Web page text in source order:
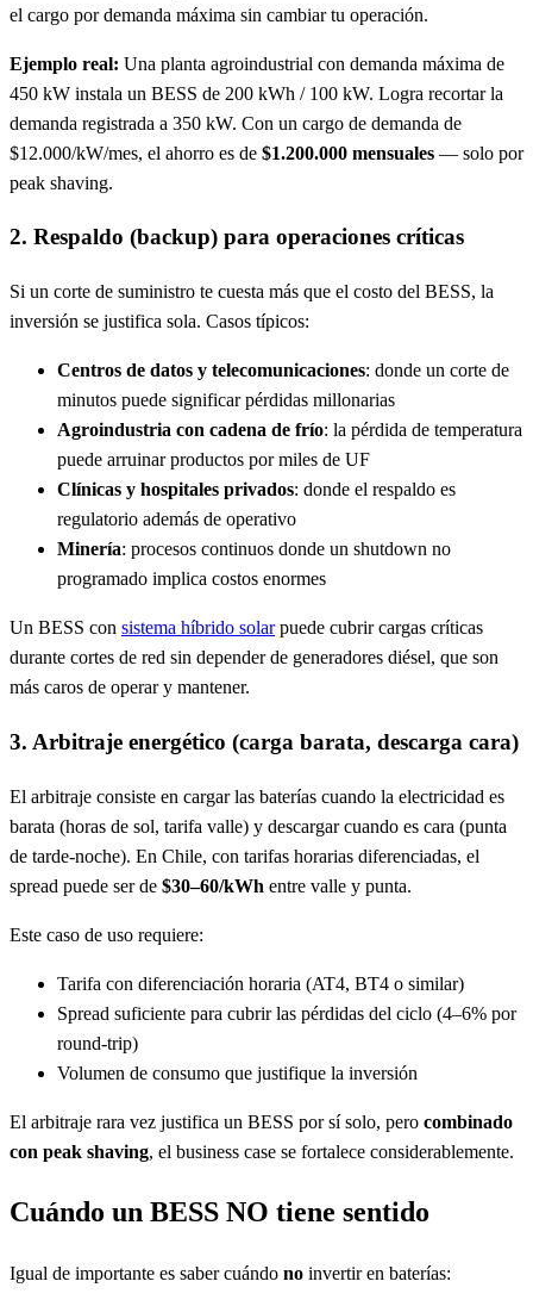
el cargo por demanda máxima sin cambiar tu operación.
Ejemplo real: Una planta agroindustrial con demanda máxima de
450 kW instala un BESS de 200 kWh / 100 kW. Logra recortar la
demanda registrada a 350 kW. Con un cargo de demanda de
$12.000/kW/mes, el ahorro es de $1.200.000 mensuales — solo por
peak shaving.
2. Respaldo (backup) para operaciones críticas
Si un corte de suministro te cuesta más que el costo del BESS, la
inversión se justifica sola. Casos típicos:
Centros de datos y telecomunicaciones: donde un corte de
minutos puede significar pérdidas millonarias
Agroindustria con cadena de frío: la pérdida de temperatura
puede arruinar productos por miles de UF
Clínicas y hospitales privados: donde el respaldo es
regulatorio además de operativo
Minería: procesos continuos donde un shutdown no
programado implica costos enormes
Un BESS con sistema híbrido solarpuede cubrir cargas críticas
durante cortes de red sin depender de generadores diésel, que son
más caros de operar y mantener.
3. Arbitraje energético (carga barata, descarga cara)
El arbitraje consiste en cargar las baterías cuando la electricidad es
barata (horas de sol, tarifa valle) y descargar cuando es cara (punta
de tarde-noche). En Chile, con tarifas horarias diferenciadas, el
spread puede ser de $30–60/kWh entre valle y punta.
Este caso de uso requiere:
Tarifa con diferenciación horaria (AT4, BT4 o similar)
Spread suficiente para cubrir las pérdidas del ciclo (4–6% por
round-trip)
Volumen de consumo que justifique la inversión
El arbitraje rara vez justifica un BESS por sí solo, pero combinado
con peak shaving, el business case se fortalece considerablemente.
Cuándo un BESS NO tiene sentido
Igual de importante es saber cuándo no invertir en baterías: